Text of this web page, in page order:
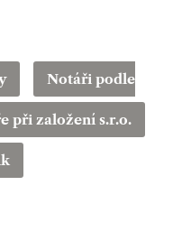
Notáři podle
při založení s.r.o.